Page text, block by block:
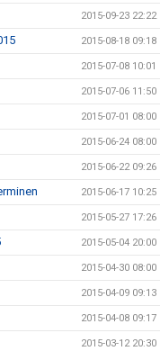
2015-09-23 22:22
2015-08-18 09:18
2015-07-08 10:01
2015-07-06 11:50
2015-07-01 08:00
2015-06-24 08:00
2015-06-22 09:26
2015-06-17 10:25
2015-05-27 17:26
2015-05-04 20:00
2015-04-30 08:00
2015-04-09 09:13
2015-04-08 09:17
2015-03-12 20:30